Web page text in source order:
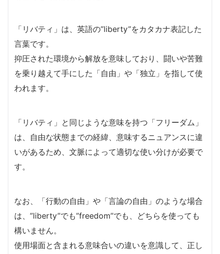
「リバティ」は、英語の”liberty”をカタカナ表記した
言葉です。
抑圧された環境から解放を意味しており、闘いや苦難
を乗り越えて手にした「自由」や「独立」を指して使
われます。
「リバティ」と同じような意味を持つ「フリーダム」
は、自由な状態までの経緯、意味するニュアンスに違
いがあるため、文脈によって適切な使い分けが必要で
す。
なお、「行動の自由」や「言論の自由」のような場合
は、”liberty”でも”freedom”でも、どちらを使っても
構いません。
使用場面と含まれる意味合いの違いを意識して、正し